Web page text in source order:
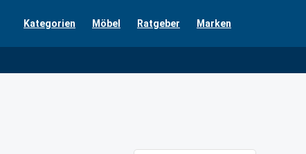
Kategorien Möbel Ratgeber Marken